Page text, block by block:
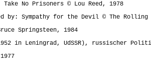
No Prisoners © Lou Reed, 1978
by: Sympathy for the Devil © The Rolling
Springsteen, 1984
in Leningrad, UdSSR), russischer